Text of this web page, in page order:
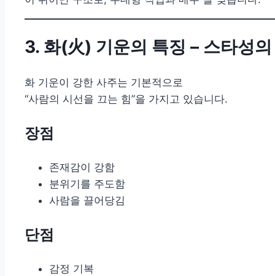
3. 화(火) 기운의 특징 – 스타성
화 기운이 강한 사주는 기본적으로
“사람의 시선을 끄는 힘”을 가지고 있습니다.
장점
존재감이 강함
분위기를 주도함
사람을 끌어당김
단점
감정 기복